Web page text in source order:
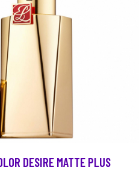
DESIRE MATTE PLUS